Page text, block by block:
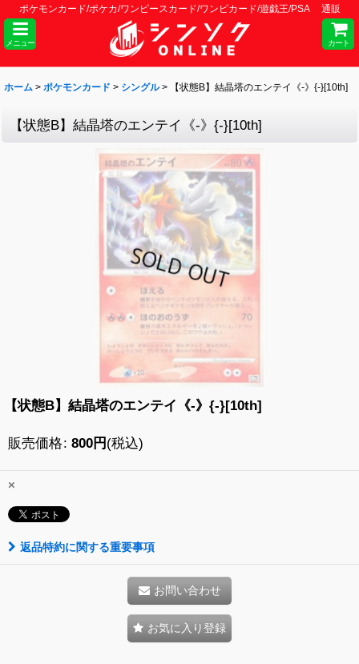
ポケモンカード/ポケカ/ワンピースカード/ワンピカード/遊戯王/PSA 通販
メニュー カート
ホーム > ポケモンカード > シングル > 【状態B】結晶塔のエンテイ《-》{-}[10th]
【状態B】結晶塔のエンテイ《-》{-}[10th]
【状態B】結晶塔のエンテイ《-》{-}[10th]
販売価格: 800円 (税込)
×
返品特約に関する重要事項
お問い合わせ
お気に入り登録